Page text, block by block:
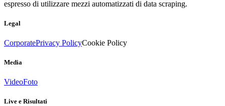
espresso di utilizzare mezzi automatizzati di data scraping.
Legal
CorporatePrivacy PolicyCookie Policy
Media
VideoFoto
Live e Risultati